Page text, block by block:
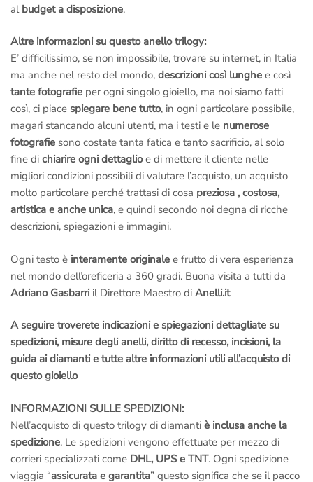
al budget a disposizione.
Altre informazioni su questo anello trilogy:
E’ difficilissimo, se non impossibile, trovare su internet, in Italia
ma anche nel resto del mondo, descrizioni così lunghe e così
tante fotografie per ogni singolo gioiello, ma noi siamo fatti
così, ci piace spiegare bene tutto, in ogni particolare possibile,
magari stancando alcuni utenti, ma i testi e le numerose
fotografie sono costate tanta fatica e tanto sacrificio, al solo
fine di chiarire ogni dettaglioe di mettere il cliente nelle
migliori condizioni possibili di valutare l’acquisto, un acquisto
molto particolare perché trattasi di cosa preziosa , costosa,
artistica e anche unica, e quindi secondo noi degna di ricche
descrizioni, spiegazioni e immagini.
Ogni testo è interamente originale e frutto di vera esperienza
nel mondo dell’oreficeria a 360 gradi. Buona visita a tutti da
Adriano Gasbarri il Direttore Maestro di Anelli.it
A seguire troverete indicazioni e spiegazioni dettagliate su
spedizioni, misure degli anelli, diritto di recesso, incisioni, la
guida ai diamanti e tutte altre informazioni utili all’acquisto di
questo gioiello
INFORMAZIONI SULLE SPEDIZIONI:
Nell’acquisto di questo trilogy di diamanti è inclusa anche la
spedizione. Le spedizioni vengono effettuate per mezzo di
corrieri specializzati come DHL, UPS e TNT. Ogni spedizione
viaggia “assicurata e garantita” questo significa che se il pacco